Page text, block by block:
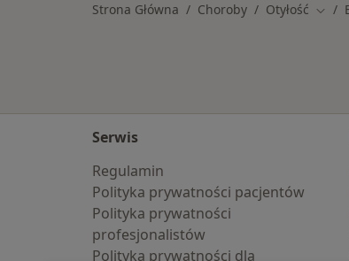
Strona Główna Choroby Otyłość
Serwis
Regulamin
Polityka prywatności pacjentów
Polityka prywatności
profesjonalistów
Polityka prywatności dla